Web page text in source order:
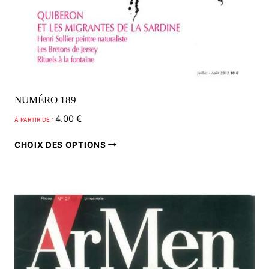
NUMÉRO 189
À PARTIR DE : 4.00 €
CHOIX DES OPTIONS
plusieurs
variations.
Les
options
peuvent